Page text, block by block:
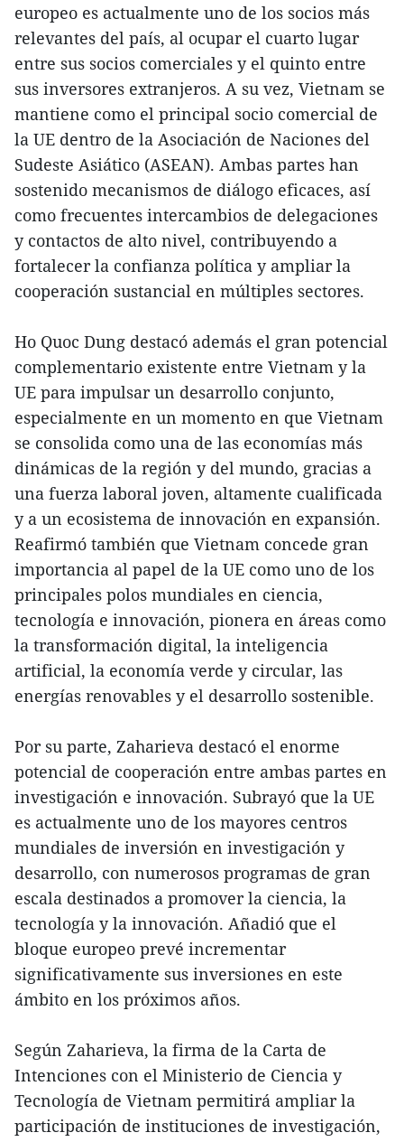
europeo es actualmente uno de los socios más
relevantes del país, al ocupar el cuarto lugar
entre sus socios comerciales y el quinto entre
sus inversores extranjeros. A su vez, Vietnam se
mantiene como el principal socio comercial de
la UE dentro de la Asociación de Naciones del
Sudeste Asiático (ASEAN). Ambas partes han
sostenido mecanismos de diálogo eficaces, así
como frecuentes intercambios de delegaciones
y contactos de alto nivel, contribuyendo a
fortalecer la confianza política y ampliar la
cooperación sustancial en múltiples sectores.
Ho Quoc Dung destacó además el gran potencial
complementario existente entre Vietnam y la
UE para impulsar un desarrollo conjunto,
especialmente en un momento en que Vietnam
se consolida como una de las economías más
dinámicas de la región y del mundo, gracias a
una fuerza laboral joven, altamente cualificada
y a un ecosistema de innovación en expansión.
Reafirmó también que Vietnam concede gran
importancia al papel de la UE como uno de los
principales polos mundiales en ciencia,
tecnología e innovación, pionera en áreas como
la transformación digital, la inteligencia
artificial, la economía verde y circular, las
energías renovables y el desarrollo sostenible.
Por su parte, Zaharieva destacó el enorme
potencial de cooperación entre ambas partes en
investigación e innovación. Subrayó que la UE
es actualmente uno de los mayores centros
mundiales de inversión en investigación y
desarrollo, con numerosos programas de gran
escala destinados a promover la ciencia, la
tecnología y la innovación. Añadió que el
bloque europeo prevé incrementar
significativamente sus inversiones en este
ámbito en los próximos años.
Según Zaharieva, la firma de la Carta de
Intenciones con el Ministerio de Ciencia y
Tecnología de Vietnam permitirá ampliar la
participación de instituciones de investigación,